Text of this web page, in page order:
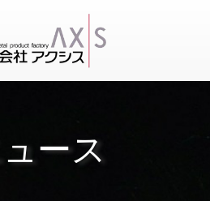
ース